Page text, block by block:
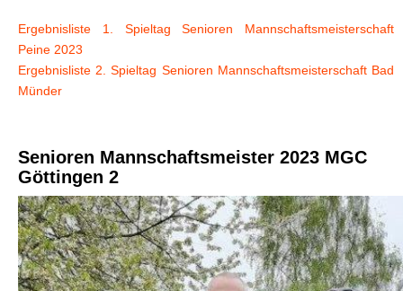
Ergebnisliste 1. Spieltag Senioren Mannschaftsmeisterschaft
Peine 2023
Ergebnisliste 2. Spieltag Senioren Mannschaftsmeisterschaft Bad
Münder
Senioren Mannschaftsmeister 2023 MGC
Göttingen 2